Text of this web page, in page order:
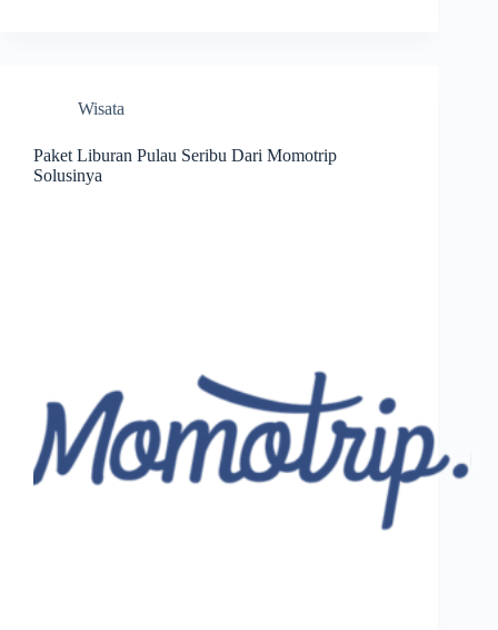
Wisata
Paket Liburan Pulau Seribu Dari Momotrip
Solusinya